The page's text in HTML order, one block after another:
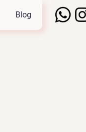
Blog